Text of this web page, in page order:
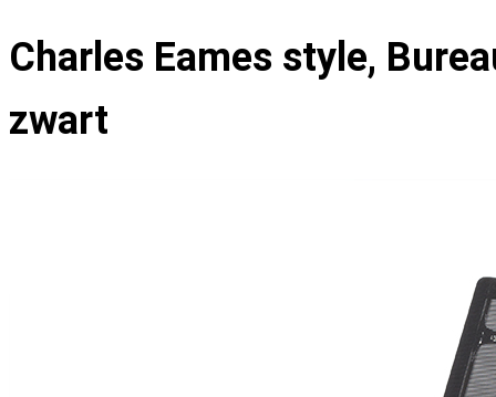
Charles Eames style,
zwart